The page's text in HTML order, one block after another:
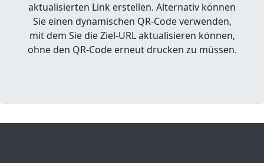
aktualisierten Link erstellen. Alternativ können
Sie einen dynamischen QR-Code verwenden,
mit dem Sie die Ziel-URL aktualisieren können,
ohne den QR-Code erneut drucken zu müssen.